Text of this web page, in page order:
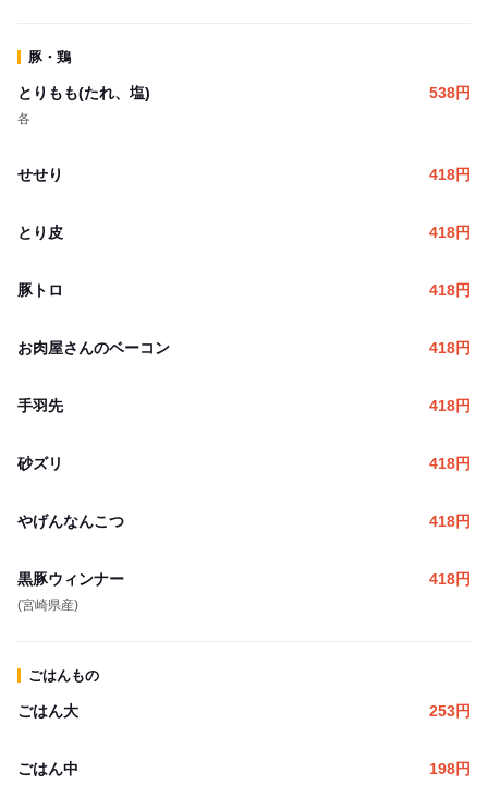
豚・鶏
とりもも(たれ、塩) 538円
各
せせり 418円
とり皮 418円
豚トロ 418円
お肉屋さんのベーコン 418円
手羽先 418円
砂ズリ 418円
やげんなんこつ 418円
黒豚ウィンナー 418円
(宮崎県産)
ごはんもの
ごはん大 253円
ごはん中 198円